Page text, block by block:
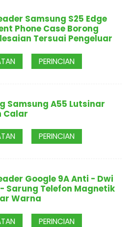
Samsung S25 Edge
Phone Case Borong
Tersuai Pengeluar
PERINCIAN
Samsung A55 Lutsinar
Calar
PERINCIAN
Google 9A Anti - Dwi
Sarung Telefon Magnetik
Warna
PERINCIAN